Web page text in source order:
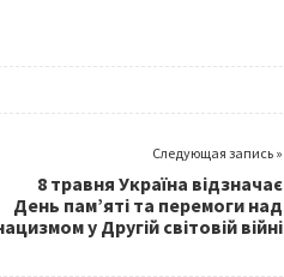
Следующая запись »
8 травня Україна відзначає
День пам’яті та перемоги над
у Другій світовій війні